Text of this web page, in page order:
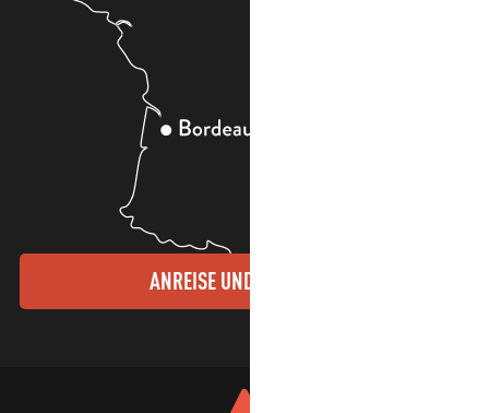
ANREISE UND KONTAKTE